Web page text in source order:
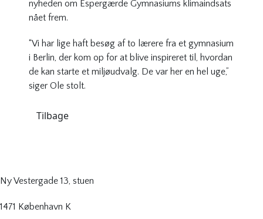
nyheden om Espergærde Gymnasiums klimaindsats
nået frem.
“Vi har lige haft besøg af to lærere fra et gymnasium
i Berlin, der kom op for at blive inspireret til, hvordan
de kan starte et miljøudvalg. De var her en hel uge,”
siger Ole stolt.
Tilbage
Ny Vestergade 13, stuen
1471 København K